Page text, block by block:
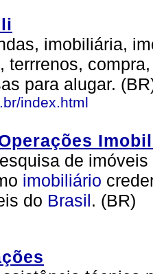
imobiliária,
terrrenos,
para alugar.
index.html
de
imobiliário
do Brasil. (BR)